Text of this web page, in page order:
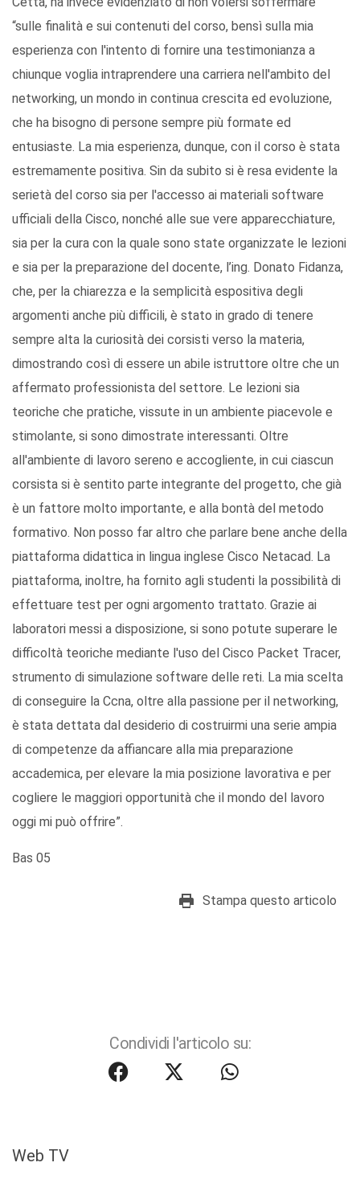
“sulle finalità e sui contenuti del corso, bensì sulla mia
esperienza con l'intento di fornire una testimonianza a
chiunque voglia intraprendere una carriera nell'ambito del
networking, un mondo in continua crescita ed evoluzione,
che ha bisogno di persone sempre più formate ed
entusiaste. La mia esperienza, dunque, con il corso è stata
estremamente positiva. Sin da subito si è resa evidente la
serietà del corso sia per l'accesso ai materiali software
ufficiali della Cisco, nonché alle sue vere apparecchiature,
sia per la cura con la quale sono state organizzate le lezioni
e sia per la preparazione del docente, l’ing. Donato Fidanza,
che, per la chiarezza e la semplicità espositiva degli
argomenti anche più difficili, è stato in grado di tenere
sempre alta la curiosità dei corsisti verso la materia,
dimostrando così di essere un abile istruttore oltre che un
affermato professionista del settore. Le lezioni sia
teoriche che pratiche, vissute in un ambiente piacevole e
stimolante, si sono dimostrate interessanti. Oltre
all'ambiente di lavoro sereno e accogliente, in cui ciascun
corsista si è sentito parte integrante del progetto, che già
è un fattore molto importante, e alla bontà del metodo
formativo. Non posso far altro che parlare bene anche della
piattaforma didattica in lingua inglese Cisco Netacad. La
piattaforma, inoltre, ha fornito agli studenti la possibilità di
effettuare test per ogni argomento trattato. Grazie ai
laboratori messi a disposizione, si sono potute superare le
difficoltà teoriche mediante l'uso del Cisco Packet Tracer,
strumento di simulazione software delle reti. La mia scelta
di conseguire la Ccna, oltre alla passione per il networking,
è stata dettata dal desiderio di costruirmi una serie ampia
di competenze da affiancare alla mia preparazione
accademica, per elevare la mia posizione lavorativa e per
cogliere le maggiori opportunità che il mondo del lavoro
oggi mi può offrire”.
Bas 05
Stampa questo articolo
Condividi l'articolo su:
Web TV